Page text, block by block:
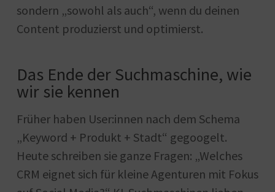
sondern „sowohl als auch“, wenn du deinen
Content produzierst und optimierst.
Das Ende der Suchmaschine, wie
wir sie kennen
Früher haben User:innen nach dem Schema
„Keyword + Produkt + Stadt“ gegoogelt.
Heute schreiben sie ganze Fragen: „Welches
CRM eignet sich für kleine Agenturen mit Fokus